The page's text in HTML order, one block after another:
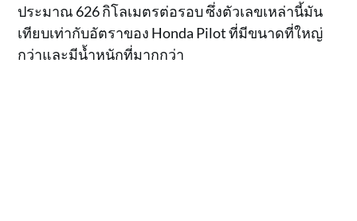
ประมาณ 626 กิโลเมตรต่อรอบ ซึ่งตัวเลขเหล่านี้มัน
เทียบเท่ากับอัตราของ Honda Pilot ที่มีขนาดที่ใหญ่
กว่าและมีน้ำหนักที่มากกว่า